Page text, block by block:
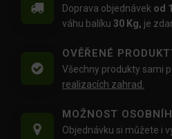
Doprava objednávek od
váhu balíku 30 Kg, je
OVĚŘENÉ
Všechny produkty sami
realizacích zahrad.
MOŽNOST
Objednávku si můžete i